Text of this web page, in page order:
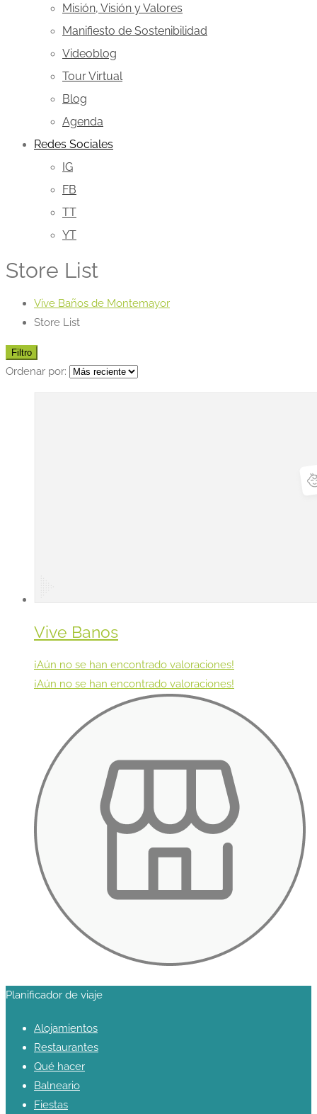
Misión, Visión y Valores
Manifiesto de Sostenibilidad
Videoblog
Tour Virtual
Blog
Agenda
Redes Sociales
IG
FB
TT
YT
Store List
Vive Baños de Montemayor
Store List
Filtro
Ordenar por:
Vive Banos
¡Aún no se han encontrado valoraciones!
¡Aún no se han encontrado valoraciones!
Planificador de viaje
Alojamientos
Restaurantes
Qué hacer
Balneario
Fiestas